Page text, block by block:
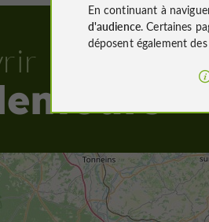
En continuant à
d'audience. Certaines
déposent également